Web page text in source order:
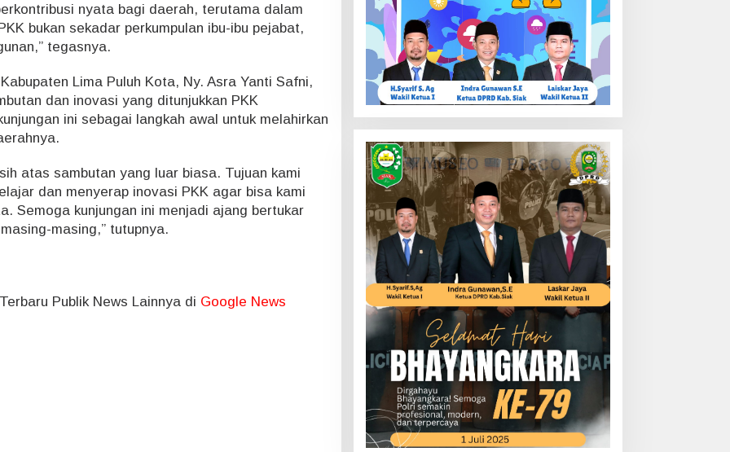
nyata bagi daerah, terutama dalam
bukan sekadar perkumpulan ibu-ibu pejabat,
tegasnya.
Lima Puluh Kota, Ny. Asra Yanti Safni,
dan inovasi yang ditunjukkan PKK
ini sebagai langkah awal untuk melahirkan
atas sambutan yang luar biasa. Tujuan kami
dan menyerap inovasi PKK agar bisa kami
Semoga kunjungan ini menjadi ajang bertukar
masing,” tutupnya.
Publik News Lainnya di Google News